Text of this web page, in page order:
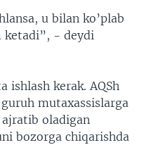
u bilan ko’plab
ketadi”, - deydi
ishlash kerak. AQSh
mutaxassislarga
oladigan
bozorga chiqarishda